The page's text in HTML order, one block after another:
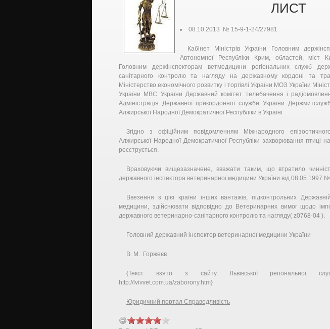
ЛИСТ
08.10.2013 № 15-9-1-24/27981
Кабінет Міністрів України Головним
Автономної Республіки Крим, областей, міст
Головним держінспекторам ветмедицини регіональних служб
санітарного контролю та нагляду на державному кордоні та
Міністерство економічного розвитку і торгівлі України МОЗ України
України МВС України Державний комітет телебачення і
Адміністрація Державної прикордонної служби України
Алжирської Народної Демократичної Республіки в Україні
Згідно з офіційним повідомленням Міжнародного
Алжирської Народної Демократичної Республіки захворювання птиці
реєструється.
Враховуючи вищезазначене, вважати таким, що втратило
державного інспектора ветеринарної медицини України від 08.05.1997
Ввезення з цієї країни інших вантажів, підконтрольних
медицини, здійснювати відповідно до Ветеринарних вимог щодо
державного ветеринарно-санітарного контролю та нагляду( z0768-04 ).
Головний державний інспектор ветеринарної медицини України
В. М. Горжеєв
{Текст взято з сайту Львівської регіональної
http://lvivvet.com.ua/zaborony.htm}
Юридичний портал Справедливість